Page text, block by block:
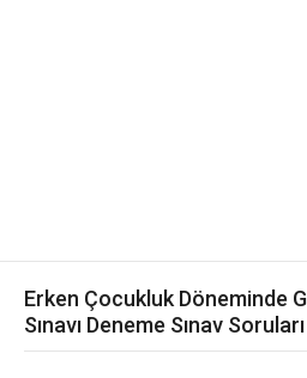
Erken Çocukluk Döneminde
Sınavı Deneme Sınav Soruları